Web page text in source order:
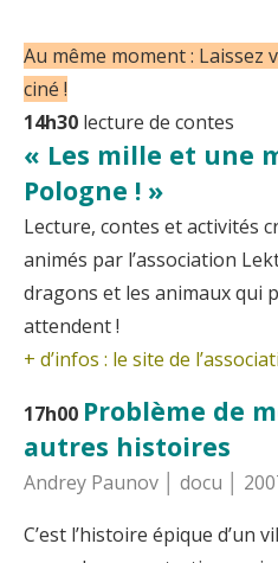
Au même moment :
ciné !
14h30 lecture de contes
« Les mille et une
Pologne ! »
Lecture, contes et activités
animés par l’association
dragons et les animaux qui
attendent !
+ d’infos : le site de
17h00 Problème de
autres histoires
Andrey Paunov │ docu │
C’est l’histoire épique d’un